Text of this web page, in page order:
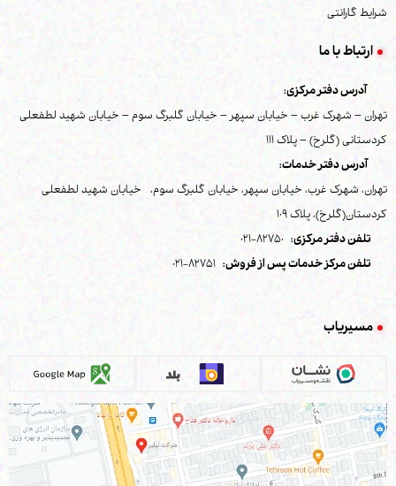
شرایط گارانتی
ارتباط با ما
آدرس دفتر مرکزی:
تهران – شهرک غرب – خیابان سپهر – خیابان گلبرگ سوم – خیابان شهید لطفعلی
کردستانی (گلرخ) – پلاک 111
آدرس دفتر خدمات:
تهران، شهرک غرب، خیابان سپهر، خیابان گلبرگ سوم، خیابان شهید لطفعلی
کردستان(گلرخ)، پلاک 109
تلفن دفتر مرکزی: 82750-021
تلفن مرکز خدمات پس از فروش: 82751-021
مسیریاب